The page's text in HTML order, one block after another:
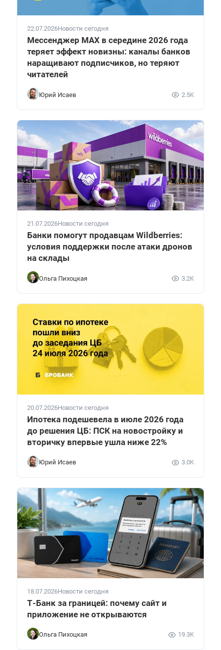
22.07.2026Новости сегодня
Мессенджер MAX в середине 2026 года
теряет эффект новизны: каналы банков
наращивают подписчиков, но теряют
читателей
Юрий Исаев 2.5K
21.07.2026Новости сегодня
Банки помогут продавцам Wildberries:
условия поддержки после атаки дронов
на склады
Ольга Пихоцкая 3.2K
20.07.2026Новости сегодня
Ипотека подешевела в июле 2026 года
до решения ЦБ: ПСК на новостройку и
вторичку впервые ушла ниже 22%
Юрий Исаев 3.0K
18.07.2026Новости сегодня
Т-Банк за границей: почему сайт и
приложение не открываются
Ольга Пихоцкая 19.3K